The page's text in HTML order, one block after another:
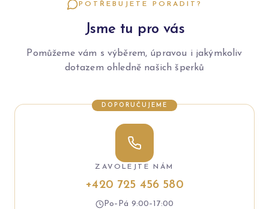
POTŘEBUJETE PORADIT?
Jsme tu pro vás
Pomůžeme vám s výběrem, úpravou i jakýmkoliv
dotazem ohledně našich šperků
DOPORUČUJEME
ZAVOLEJTE NÁM
+420 725 456 580
Po–Pá 9:00–17:00